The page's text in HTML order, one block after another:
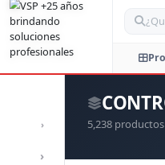
›
›
5,238